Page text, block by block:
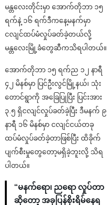
မန္တလေးတိုင်းမှာ အောက်တိုဘာ ၁၅
ရက်နဲ့ ၁၆ ရက်ဒီကနေ့မနက်မှာ
ငလျင်ထပ်မံလှုပ်ခတ်ခဲ့တယ်လို့
မန္တလေးမြို့ခံတွေဆီကသိရပါတယ်။
အောက်တိုဘာ ၁၅ ရက်ည ၁၂ နာရီ
၄၂ မိနစ်မှာ ပြင်ဦးလွင်မြို့နယ်၊ သုံး
တောင်ရွာကို အခြေပြုပြီး ပြင်းအား
၃.၅ ရှိငလျင်လှုပ်ခတ်ခဲ့ပြီး ဒီမနက် ၉
နာရီ ၁၆ မိနစ်မှာ ငလျင်ငယ်တခု
ထပ်မံလှုပ်ခတ်ခဲ့တာဖြစ်ပြီး ထိခိုက်
ပျက်စီးမှုတွေတော့မရှိခဲ့ဘူးလို့ သိရ
ပါတယ်။
“မနက်ရော၊ ညရော လှုပ်တာ
ဆိုတော့ အခုပြန်စိုးရိမ်နေရ